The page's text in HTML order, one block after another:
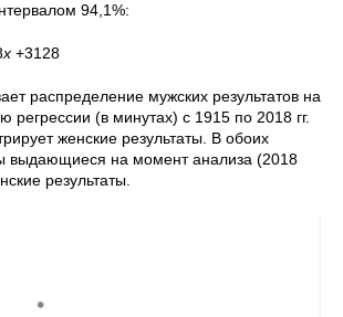
94,1%:
x +3128
распределение мужских результатов на
(в минутах) с 1915 по 2018 гг.
женские результаты. В обоих
выдающиеся на момент анализа (2018
результаты.